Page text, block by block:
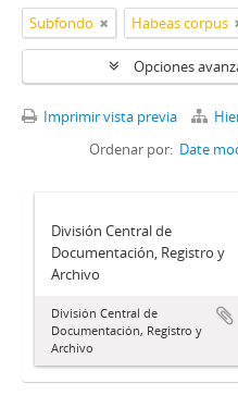
Subfondo Habeas corpus
Opciones
Imprimir vista previa
Ordenar por: Date
División Central de
Documentación, Registro y
Archivo
División Central de
Documentación, Registro y
Archivo